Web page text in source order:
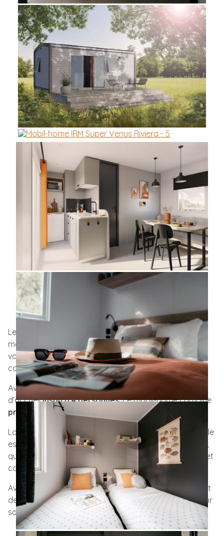
Marque :IRM
Super Venus Riviera
Année :2026
Nb de chambre(s) :
Nb de salle d'eau :1
Superficie :
Téléchargez la fiche PDF
Le mobil-home Super Vénus Riviera d’IRM
modèle optimisé pensé pour les familles et les
vacanciers à la recherche d’un espace fonctionnel et
confortable sur parcelle compacte.
Avec ses21,70 m², ses 2 chambres et sa capacité
d’accueiljusqu’à 4 personnes, ce mobil-home combine
praticité et ergonomie
La cuisine Riviera, ouverte sur le séjour, crée un véritable
espace de vie convivial. Les chambres et la salle d’eau,
quant à elles, ont été pensées pour préserver intimité et
confort.
Avec des rangements généreux, un canapé pratique et
des liseuses intégrées, tout est prévu pour que le séjour
soitagréable, pratique et bien organisé!